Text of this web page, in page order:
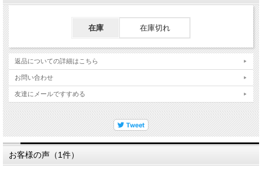
在庫 在庫切れ
返品についての詳細はこちら
お問い合わせ
友達にメールですすめる
お客様の声（1件）